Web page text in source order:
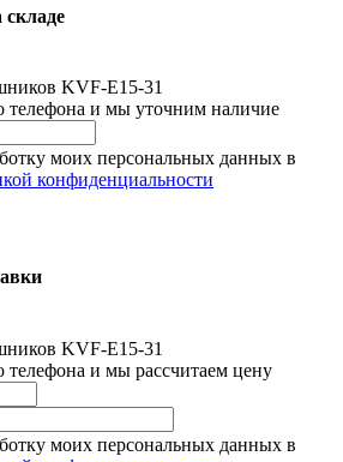
KVF-E15-31
телефона и мы уточним наличие
моих персональных данных в
конфиденциальности
KVF-E15-31
и мы рассчитаем цену
моих персональных данных в